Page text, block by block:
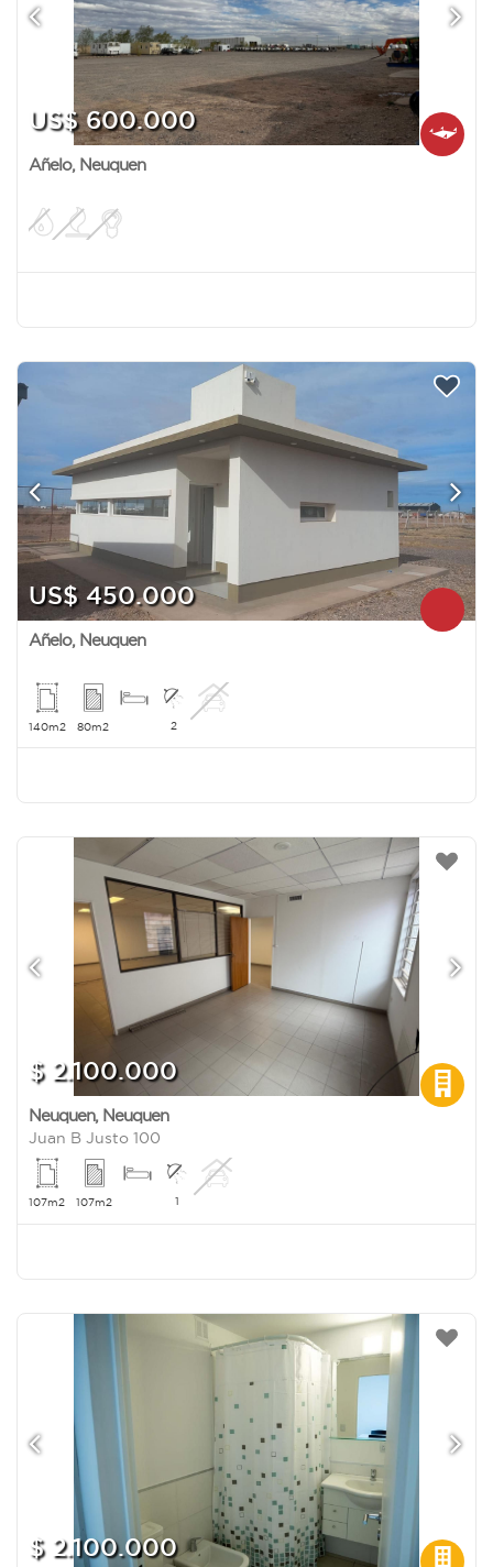
US$ 600.000
Añelo, Neuquen
US$ 450.000
Añelo, Neuquen
140m2 80m2 2
$ 2.100.000
Neuquen, Neuquen
Juan B Justo 100
107m2 107m2 1
$ 2.100.000